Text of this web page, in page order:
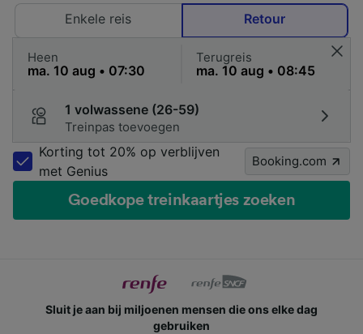
Enkele reis
Retour
Heen Terugreis
1 volwassene (26-59)
Treinpas toevoegen
Korting tot 20% op verblijven
met Genius
Booking.com
Goedkope treinkaartjes zoeken
Sluit je aan bij miljoenen mensen die ons elke dag
gebruiken